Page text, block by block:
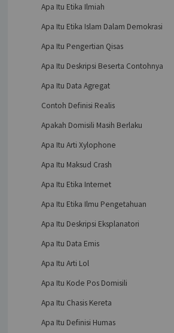
Apa Itu Etika Ilmiah
Apa Itu Etika Islam Dalam Demokrasi
Apa Itu Pengertian Qisas
Apa Itu Deskripsi Beserta Contohnya
Apa Itu Data Agregat
Contoh Definisi Realis
Apakah Domisili Masih Berlaku
Apa Itu Arti Xylophone
Apa Itu Maksud Crash
Apa Itu Etika Internet
Apa Itu Etika Ilmu Pengetahuan
Apa Itu Deskripsi Eksplanatori
Apa Itu Data Emis
Apa Itu Arti Lol
Apa Itu Kode Pos Domisili
Apa Itu Chasis Kereta
Apa Itu Definisi Humas